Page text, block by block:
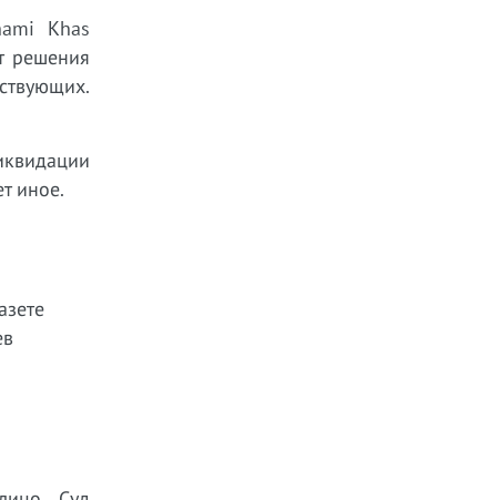
Khas
решения
иное.